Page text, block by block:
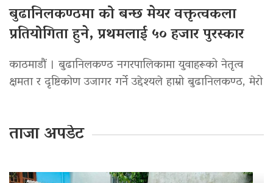
बुढानिलकण्ठमा को बन्छ मेयर वक्तृत्वकला
प्रतियोगिता हुने, प्रथमलाई ५० हजार पुरस्कार
काठमाडौं । बुढानिलकण्ठ नगरपालिकामा युवाहरूको नेतृत्व
क्षमता र दृष्टिकोण उजागर गर्ने उद्देश्यले हाम्रो बुढानिलकण्ठ, मेरो
ताजा अपडेट